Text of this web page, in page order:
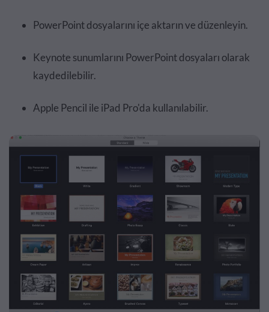
PowerPoint dosyalarını içe aktarın ve düzenleyin.
Keynote sunumlarını PowerPoint dosyaları olarak
kaydedilebilir.
Apple Pencil ile iPad Pro'da kullanılabilir.